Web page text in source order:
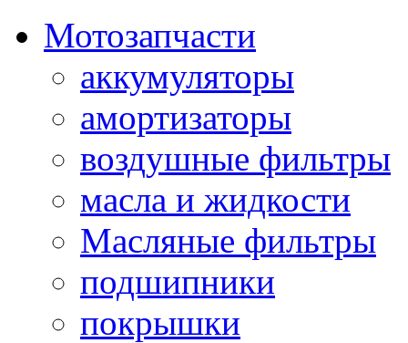
Мотозапчасти
аккумуляторы
амортизаторы
воздушные фильтры
масла и жидкости
Масляные фильтры
подшипники
покрышки